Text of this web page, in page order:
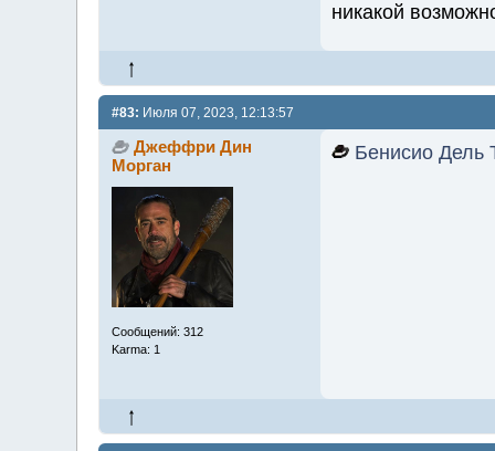
никакой
#83: Июля 07, 2023, 12:13:57
Джеффри Дин
Морган
Сообщений: 312
Karma: 1
Бенисио Дель